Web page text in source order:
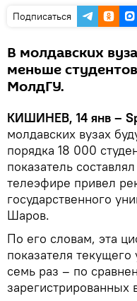
Подписаться
В молдавских
меньше
МолдГУ.
КИШИНЕВ, 14 янв –
молдавских вузах
порядка 18 000
показатель
телеэфире привел
государственного
Шаров.
По его словам, эта
показателя
семь раз – по
зарегистрированных